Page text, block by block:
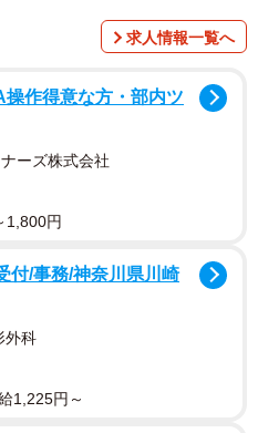
（東京都渋谷区）が、2022
実施した調査です。
求人情報一覧へ
作得意な方・部内ツ
ーズ株式会社
1,800円
付/事務/神奈川県川崎
外科
1,225円～